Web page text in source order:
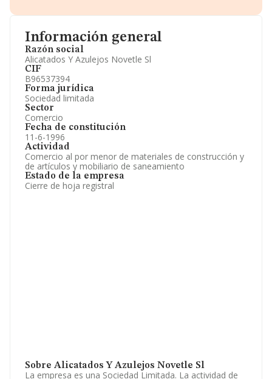
Información general
Razón social
Alicatados Y Azulejos Novetle Sl
CIF
B96537394
Forma jurídica
Sociedad limitada
Sector
Comercio
Fecha de constitución
11-6-1996
Actividad
Comercio al por menor de materiales de construcción y
de artículos y mobiliario de saneamiento
Estado de la empresa
Cierre de hoja registral
Sobre Alicatados Y Azulejos Novetle Sl
La empresa es una Sociedad Limitada. La actividad de
Información oficial y registral complementaria.